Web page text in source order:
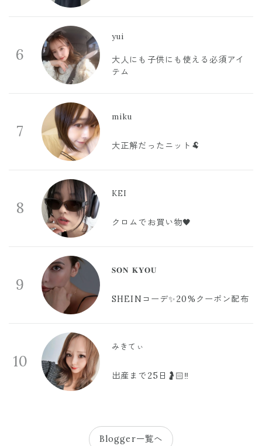
6
yui
大人にも子供にも使える必須アイ
テム
7
miku
大正解だったニット🐏
8
KEI
クロムでお買い物🖤
9
𝐒𝐎𝐍 𝐊𝐘𝐎𝐔
SHEINコーデ✨20%クーポン配布
10
みきてぃ
出産まで25日🤰🏻‼️
Blogger一覧へ